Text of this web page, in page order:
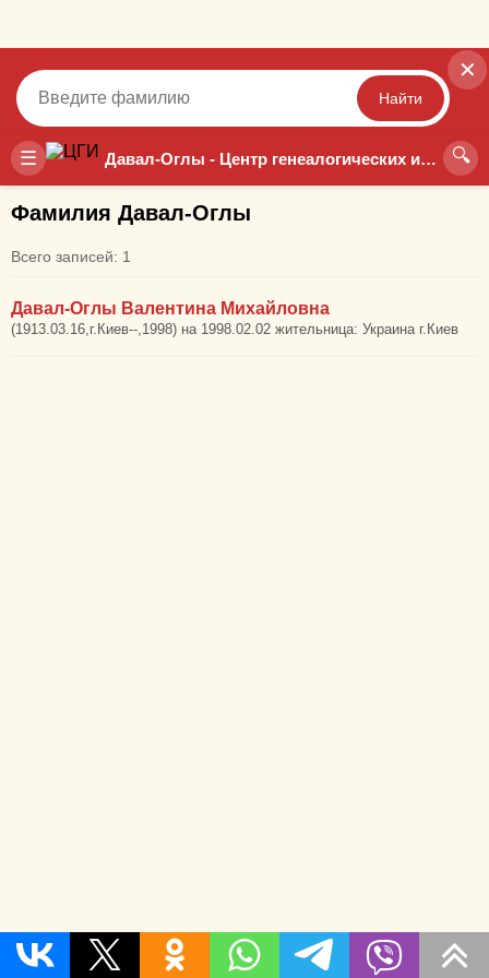
☰ Давал-Оглы - Центр генеалогических исследований 🔍
✕
Найти
Точный Неточный
Фамилия Давал-Оглы
Всего записей: 1
Давал-Оглы Валентина Михайловна
(1913.03.16,г.Киев--,1998) на 1998.02.02 жительница: Украина г.Киев